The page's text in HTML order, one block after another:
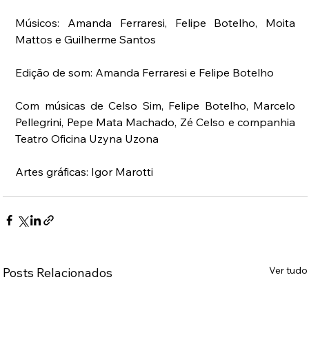
Músicos: Amanda Ferraresi, Felipe Botelho, Moita
Mattos e Guilherme Santos
Edição de som: Amanda Ferraresi e Felipe Botelho
Com músicas de Celso Sim, Felipe Botelho, Marcelo
Pellegrini, Pepe Mata Machado, Zé Celso e companhia
Teatro Oficina Uzyna Uzona
Artes gráficas: Igor Marotti
Posts Relacionados Ver tudo